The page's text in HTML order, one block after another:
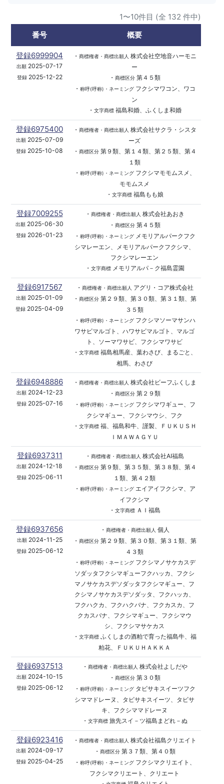
1〜10件目 (全 132 件中)
番号
概要
登録6999904
出願 2025-07-17
登録2025-12-22
・ 商標権者・商標出願人 株式会社空地音ハーモニ
ー
・ 商標区分第４５類
・ 称呼(呼称)・ネーミングフクシマワコン、ワコ
ン
・ 文字商標福島和婚、ふくしま和婚
登録6975400
出願2025-07-09
登録 2025-10-08
・ 商標権者・商標出願人 株式会社サクラ・シスタ
ーズ
・ 商標区分第９類、第１４類、第２５類、第４
１類
・ 称呼(呼称)・ネーミングフクシマモモムスメ、
モモムスメ
・ 文字商標福島もも娘
登録7009255
出願 2025-06-30
登録 2026-01-23
・ 商標権者・商標出願人 株式会社あおき
・ 商標区分第４５類
・ 称呼(呼称)・ネーミングメモリアルパークフク
シマレーエン、メモリアルパークフクシマ、
フクシマレーエン
・ 文字商標メモリアルパ－ク福島霊園
登録6917567
出願 2025-01-09
登録 2025-04-09
・ 商標権者・商標出願人 アグリ・コア株式会社
・ 商標区分第２９類、第３０類、第３１類、第
３５類
・ 称呼(呼称)・ネーミングフクシマソーマサンハ
ワサビマルゴト、ハワサビマルゴト、マルゴ
ト、ソーマワサビ、フクシマワサビ
・ 文字商標福島相馬産、葉わさび、まるごと、
相馬、わさび
登録6948886
出願2024-12-23
登録2025-07-16
・ 商標権者・商標出願人 株式会社ビーフふくしま
・ 商標区分第２９類
・ 称呼(呼称)・ネーミングフクシマワギュー、フ
クシマギュー、フクシマウシ、フク
・ 文字商標福、福島和牛、謹製、ＦＵＫＵＳＨ
ＩＭＡＷＡＧＹＵ
登録6937311
出願 2024-12-18
登録 2025-06-11
・ 商標権者・商標出願人 株式会社AI福島
・ 商標区分第９類、第３５類、第３８類、第４
１類、第４２類
・ 称呼(呼称)・ネーミングエイアイフクシマ、ア
イフクシマ
・ 文字商標ＡＩ福島
登録6937656
出願2024-11-25
登録2025-06-12
・ 商標権者・商標出願人 個人
・ 商標区分第２９類、第３０類、第３１類、第
４３類
・ 称呼(呼称)・ネーミングフクシマノサケカスデ
ソダッタフクシマギューフクハッカ、フクシ
マノサケカスデソダッタフクシマギュー、フ
クシマノサケカスデソダッタ、フクハッカ、
フクハクカ、フクハクバナ、フクカスカ、フ
クカスバナ、フクシマギュー、フクシマウ
シ、フクシマサケカス
・ 文字商標ふくしまの酒粕で育った福島牛、福
粕花、ＦＵＫＵＨＡＫＫＡ
登録6937513
出願 2024-10-15
登録2025-06-12
・ 商標権者・商標出願人 株式会社よしだや
・ 商標区分第３０類
・ 称呼(呼称)・ネーミングタビサキスイーツフク
シママドレーヌ、タビサキスイーツ、タビサ
キ、フクシママドレーヌ
・ 文字商標旅先スイ－ツ福島まどれ－ぬ
登録6923416
出願 2024-09-17
登録 2025-04-25
・ 商標権者・商標出願人 株式会社福島クリエイト
・ 商標区分第３７類、第４０類
・ 称呼(呼称)・ネーミングフクシマクリエイト、
フクシマクリエート、クリエート